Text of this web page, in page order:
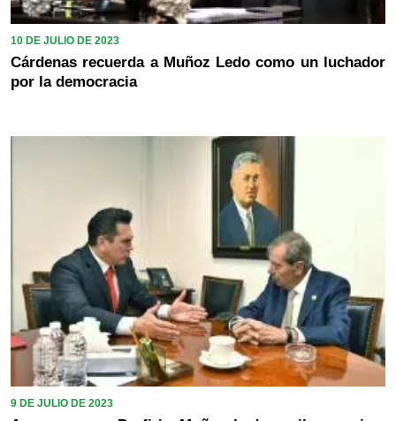
10 DE JULIO DE 2023
Cárdenas recuerda a Muñoz Ledo como un luchador
por la democracia
9 DE JULIO DE 2023